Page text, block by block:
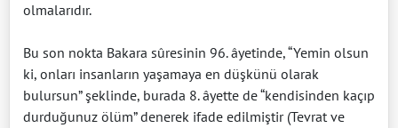
olmalarıdır.
Bu son nokta Bakara sûresinin 96. âyetinde, “Yemin olsun
ki, onları insanların yaşamaya en düşkünü olarak
bulursun” şeklinde, burada 8. âyette de “kendisinden kaçıp
durduğunuz ölüm” denerek ifade edilmiştir (Tevrat ve